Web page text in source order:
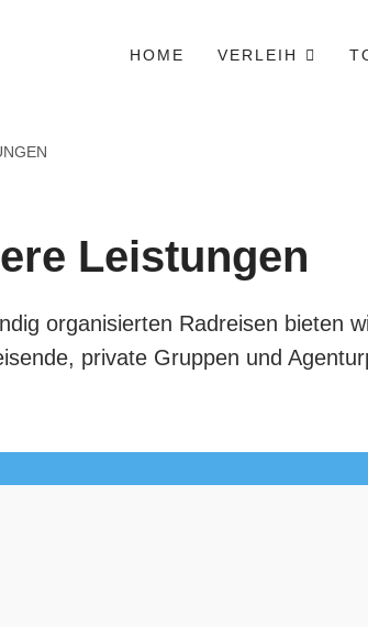
HOME VERLEIH
Leistungen
organisierten Radreisen bieten
private Gruppen und